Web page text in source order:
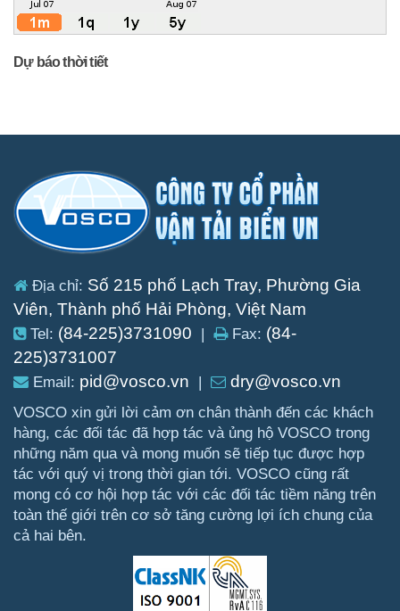
Dự báo thời tiết
Địa chỉ: Số 215 phố Lạch Tray, Phường Gia
Viên, Thành phố Hải Phòng, Việt Nam
Tel: (84-225)3731090 Fax: (84-
225)3731007
Email: pid@vosco.vn dry@vosco.vn
VOSCO xin gửi lời cảm ơn chân thành đến các khách
hàng, các đối tác đã hợp tác và ủng hộ VOSCO trong
những năm qua và mong muốn sẽ tiếp tục được hợp
tác với quý vị trong thời gian tới. VOSCO cũng rất
mong có cơ hội hợp tác với các đối tác tiềm năng trên
toàn thế giới trên cơ sở tăng cường lợi ích chung của
cả hai bên.